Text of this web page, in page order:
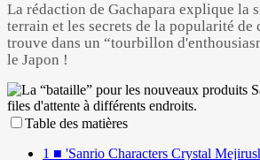
La rédaction de Gachapara explique la
terrain et les secrets de la popularité de
trouve dans un “tourbillon
le Japon !
Table des matières
1 ■ 'Sanrio Characters Crystal